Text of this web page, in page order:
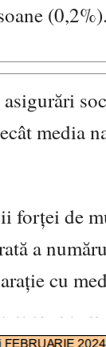
(0,2%).
media
forței de
a
cu